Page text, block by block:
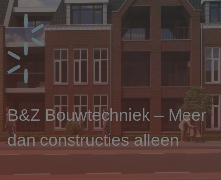
B&Z Bouwtechniek – Meer
dan constructies alleen